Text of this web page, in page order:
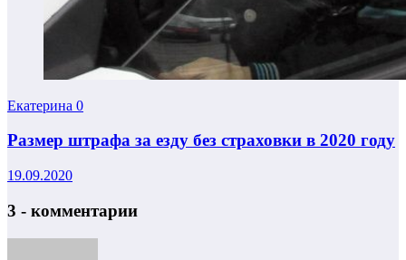
Екатерина 0
Размер штрафа за езду без страховки в 2020 году
19.09.2020
3 - комментарии